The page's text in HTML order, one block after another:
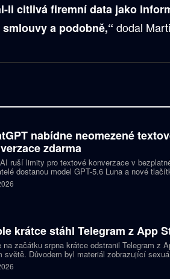
li citlivá firemní data jako
a podobně,“ dodal
nabídne neomezené
zdarma
ruší limity pro textové konverzace v
dostanou model GPT-5.6 Luna a nové
otázky. Předplatitelům Plus a Pro firma
Sol spolu s posuvníkem, který nastaví
krátce stáhl Telegram z App
na začátku srpna krátce odstranil Telegram z
světě. Důvodem byl materiál zobrazující
podle firmy sdílel jeden uživatel. Telegram
a aplikace se ještě během stejného dne do